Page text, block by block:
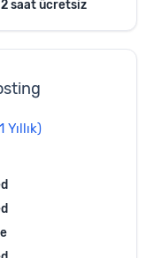
2 saat ücretsiz
Yıllık)